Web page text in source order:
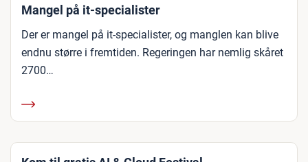
Mangel på it-specialister
Der er mangel på it-specialister, og manglen kan blive
endnu større i fremtiden. Regeringen har nemlig skåret
2700…